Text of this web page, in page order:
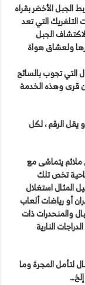
الجبل الأخضر بقراه
التي تعد
الجبل
ولعشاق هواة
التي تجوب بالسائح
قرى وهذه الخدمة
يزيد أو يقل الرقم ، لكل
يتماشى مع
تخص تلك
المثال استغلال
أو رياضات ألعاب
والمنحدرات ذات
النارية
لتأمل المجرة وما